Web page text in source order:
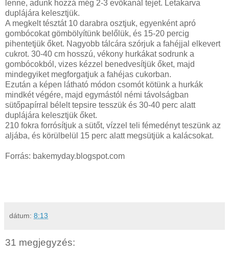
lenne, adunk hozzá még 2-3 evőkanál tejet. Letakarva
duplájára kelesztjük.
A megkelt tésztát 10 darabra osztjuk, egyenként apró
gombócokat gömbölyítünk belőlük, és 15-20 percig
pihentetjük őket. Nagyobb tálcára szórjuk a fahéjjal elkevert
cukrot. 30-40 cm hosszú, vékony hurkákat sodrunk a
gombócokból, vizes kézzel benedvesítjük őket, majd
mindegyiket megforgatjuk a fahéjas cukorban.
Ezután a képen látható módon csomót kötünk a hurkák
mindkét végére, majd egymástól némi távolságban
sütőpapírral bélelt tepsire tesszük és 30-40 perc alatt
duplájára kelesztjük őket.
210 fokra forrósítjuk a sütőt, vízzel teli fémedényt teszünk az
aljába, és körülbelül 15 perc alatt megsütjük a kalácsokat.
Forrás: bakemyday.blogspot.com
dátum: 8:13
31 megjegyzés: